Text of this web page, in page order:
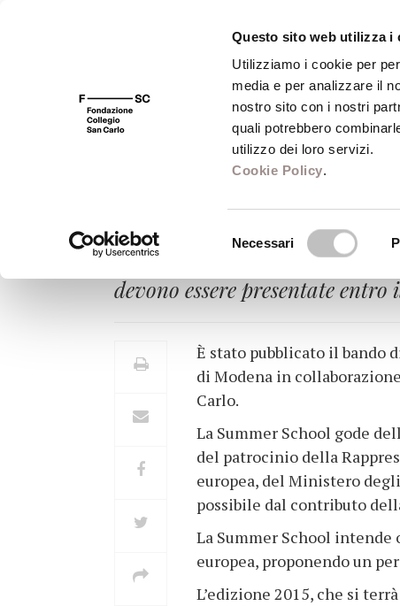
Questo sito web utilizza i
Utilizziamo i cookie per
media e per analizzare il
nostro sito con i nostri
quali potrebbero
utilizzo dei loro servizi.
Cookie Policy.
Necessari
FSC 400 Fondazione
UN PERCORSO
A settembre si terrà la quarta
devono essere presentate
È stato pubblicato il bando
di Modena in
Carlo.
La Summer School gode
del patrocinio della
europea, del Ministero
possibile dal contributo
La Summer School
europea, proponendo un
L’edizione 2015, che si